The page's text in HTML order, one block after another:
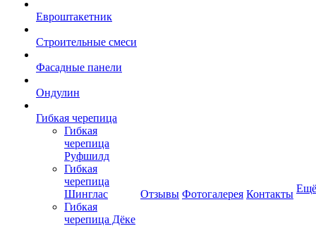
Евроштакетник
Строительные смеси
Фасадные панели
Ондулин
Гибкая черепица
Гибкая
черепица
Руфшилд
Гибкая
черепица
Шинглас
Гибкая
черепица Дёке
Отзывы Фотогалерея Контакты Ещё